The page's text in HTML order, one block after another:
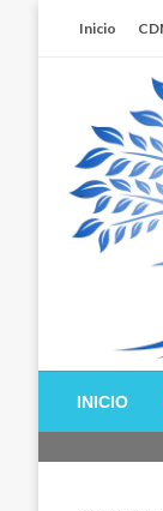
Inicio
INICIO